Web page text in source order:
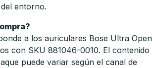
entorno.
a los auriculares Bose Ultra Open
con SKU 881046-0010. El contenido
puede variar según el canal de